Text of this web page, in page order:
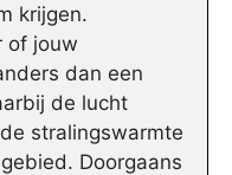
krijgen.
of jouw
dan een
de lucht
stralingswarmte
Doorgaans